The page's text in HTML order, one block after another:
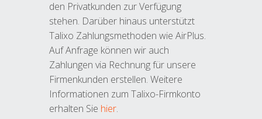
den Privatkunden zur Verfügung
stehen. Darüber hinaus unterstützt
Talixo Zahlungsmethoden wie AirPlus.
Auf Anfrage können wir auch
Zahlungen via Rechnung für unsere
Firmenkunden erstellen. Weitere
Informationen zum Talixo-Firmkonto
erhalten Sie hier.